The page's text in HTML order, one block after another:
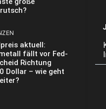
aktuell:
fällt vor Fed-
Richtung
Dollar – wie geht